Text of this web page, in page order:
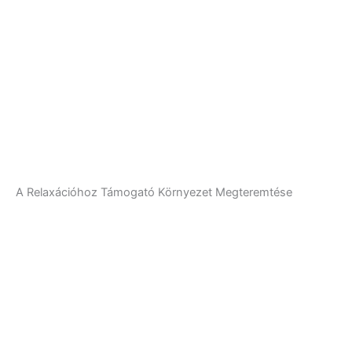
A Relaxációhoz Támogató Környezet Megteremtése